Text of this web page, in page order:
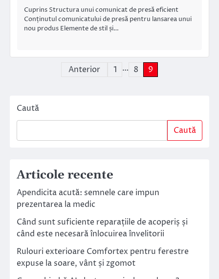
Cuprins Structura unui comunicat de presă eficient
Conținutul comunicatului de presă pentru lansarea unui
nou produs Elemente de stil și…
Anterior 1 … 8 9
Caută
Caută
Articole recente
Apendicita acută: semnele care impun
prezentarea la medic
Când sunt suficiente reparațiile de acoperiș și
când este necesară înlocuirea învelitorii
Rulouri exterioare Comfortex pentru ferestre
expuse la soare, vânt și zgomot